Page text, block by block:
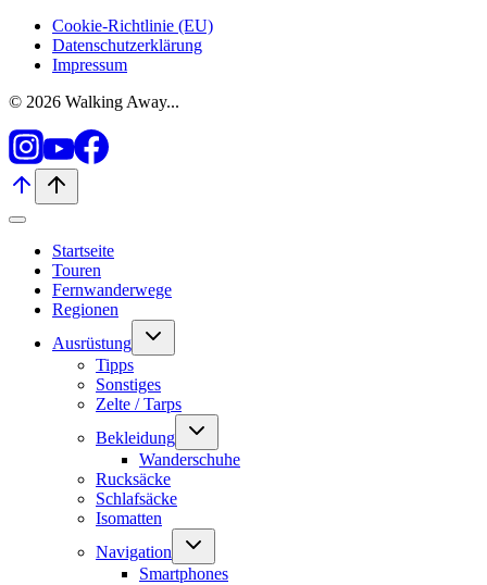
Cookie-Richtlinie (EU)
Datenschutzerklärung
Impressum
© 2026 Walking Away...
Startseite
Touren
Fernwanderwege
Regionen
Ausrüstung
Untermenü
Tipps
Sonstiges
Zelte / Tarps
Bekleidung
Untermenü
Wanderschuhe
Rucksäcke
Schlafsäcke
Isomatten
Navigation
Untermenü
Smartphones